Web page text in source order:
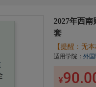
2027年西
套
【提醒：无
适用学院： 外
¥